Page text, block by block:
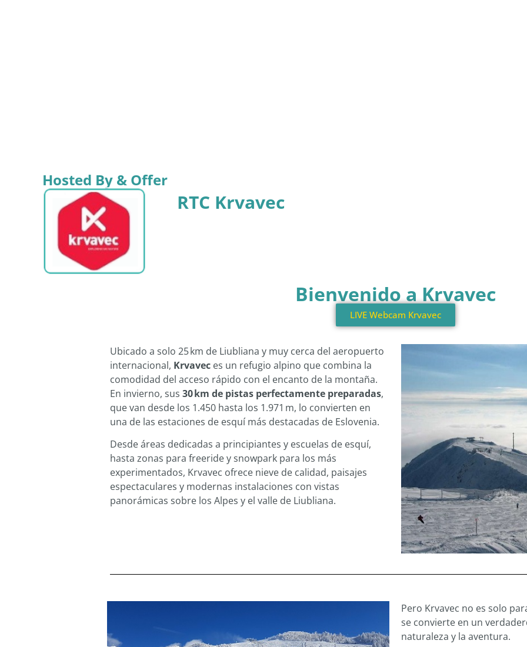
Hosted By & Offer
RTC Krvavec
Bienvenido a Krvavec
LIVE Webcam Krvavec
Ubicado a solo 25 km de Liubliana y muy cerca del aeropuerto
internacional, Krvavec es un refugio alpino que combina la
comodidad del acceso rápido con el encanto de la montaña.
En invierno, sus 30 km de pistas perfectamente preparadas,
que van desde los 1.450 hasta los 1.971 m, lo convierten en
una de las estaciones de esquí más destacadas de Eslovenia.
Desde áreas dedicadas a principiantes y escuelas de esquí,
hasta zonas para freeride y snowpark para los más
experimentados, Krvavec ofrece nieve de calidad, paisajes
espectaculares y modernas instalaciones con vistas
panorámicas sobre los Alpes y el valle de Liubliana.
Pero Krvavec no es solo
se convierte en un
naturaleza y la aventura.